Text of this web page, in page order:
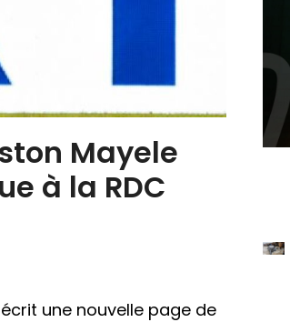
Mayele
à la RDC
une nouvelle page de